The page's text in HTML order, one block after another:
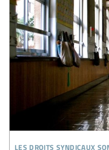
les droits syndicaux